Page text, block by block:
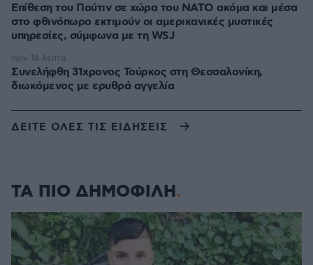
Επίθεση του Πούτιν σε χώρα του ΝΑΤΟ ακόμα και μέσα
στο φθινόπωρο εκτιμούν οι αμερικανικές μυστικές
υπηρεσίες, σύμφωνα με τη WSJ
Συνελήφθη 31χρονος Τούρκος στη Θεσσαλονίκη,
διωκόμενος με ερυθρά αγγελία
πριν 16 λεπτά
ΔΕΙΤΕ ΟΛΕΣ ΤΙΣ ΕΙΔΗΣΕΙΣ
ΤΑ ΠΙΟ ΔΗΜΟΦΙΛΗ